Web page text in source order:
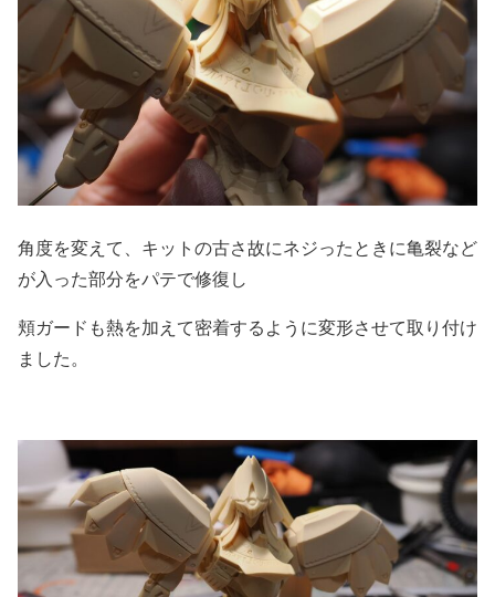
角度を変えて、キットの古さ故にネジったときに亀裂など
が入った部分をパテで修復し
頬ガードも熱を加えて密着するように変形させて取り付け
ました。